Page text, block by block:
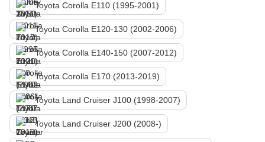
Toyota Corolla E110 (1995-2001)
Toyota Corolla E120-130 (2002-2006)
Toyota Corolla E140-150 (2007-2012)
Toyota Corolla E170 (2013-2019)
Toyota Land Cruiser J100 (1998-2007)
Toyota Land Cruiser J200 (2008-)